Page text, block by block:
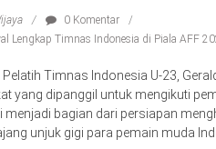
0 Komentar
Lengkap Timnas Indonesia di Piala AFF
Pelatih Timnas Indonesia U-23,
yang dipanggil untuk mengikuti
menjadi bagian dari persiapan
unjuk gigi para pemain muda